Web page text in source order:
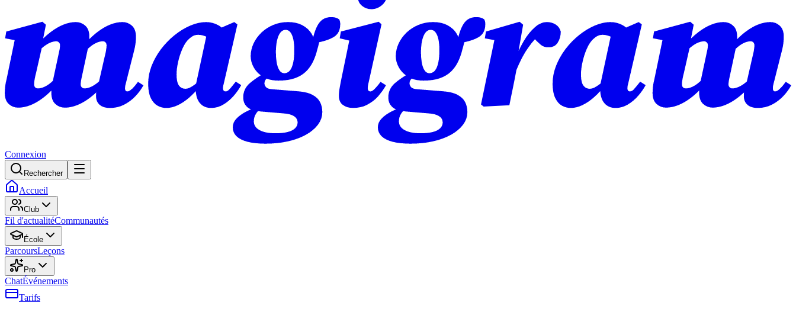
Connexion
Rechercher
Accueil
Club
Fil d'actualitéCommunautés
École
ParcoursLeçons
Pro
ChatÉvénements
Tarifs